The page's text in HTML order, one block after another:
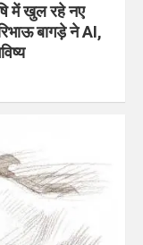
में खुल रहे नए
बागड़े ने AI,